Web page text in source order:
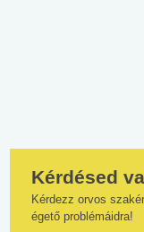
Kérdésed
Kérdezz orvos
égető problémáidra!